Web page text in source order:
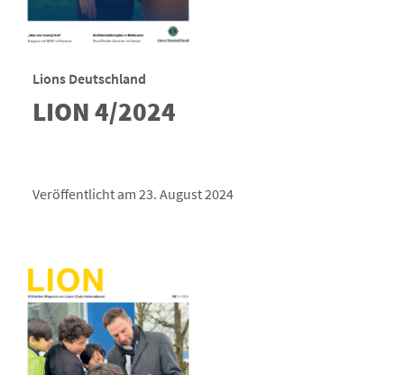
Lions Deutschland
LION 4/2024
Veröffentlicht am 23. August 2024